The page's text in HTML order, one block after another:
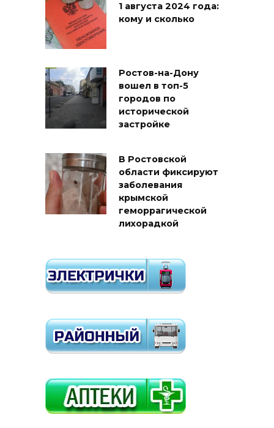
1 августа 2024 года:
кому и сколько
Ростов-на-Дону
вошел в топ-5
городов по
исторической
застройке
В Ростовской
области фиксируют
заболевания
крымской
геморрагической
лихорадкой